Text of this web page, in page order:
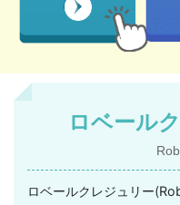
ロベール
ロベールクレジュリー